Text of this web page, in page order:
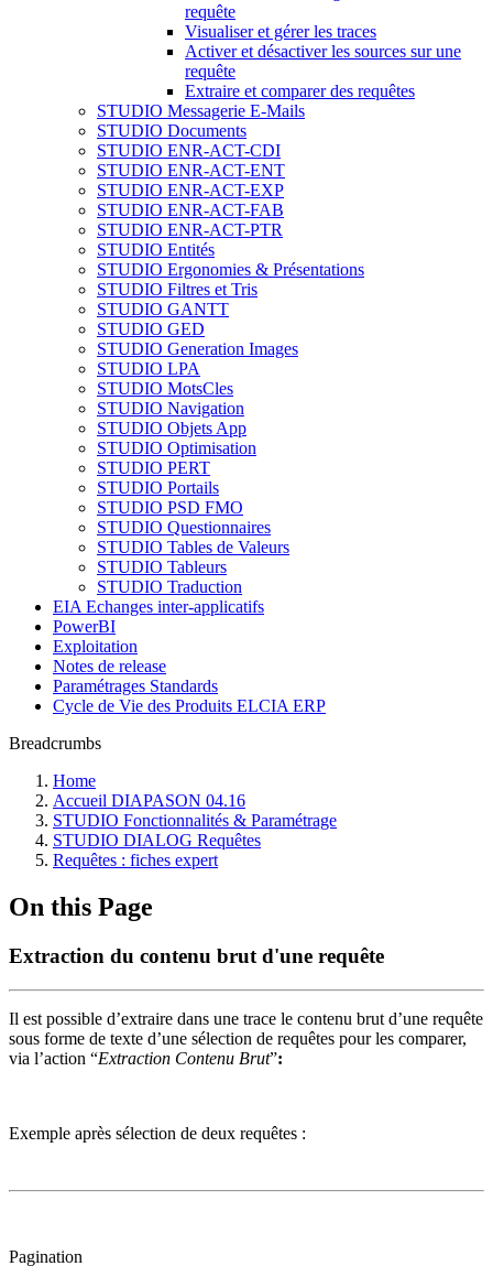
requête
Visualiser et gérer les traces
Activer et désactiver les sources sur une
requête
Extraire et comparer des requêtes
STUDIO Messagerie E-Mails
STUDIO Documents
STUDIO ENR-ACT-CDI
STUDIO ENR-ACT-ENT
STUDIO ENR-ACT-EXP
STUDIO ENR-ACT-FAB
STUDIO ENR-ACT-PTR
STUDIO Entités
STUDIO Ergonomies & Présentations
STUDIO Filtres et Tris
STUDIO GANTT
STUDIO GED
STUDIO Generation Images
STUDIO LPA
STUDIO MotsCles
STUDIO Navigation
STUDIO Objets App
STUDIO Optimisation
STUDIO PERT
STUDIO Portails
STUDIO PSD FMO
STUDIO Questionnaires
STUDIO Tables de Valeurs
STUDIO Tableurs
STUDIO Traduction
EIA Echanges inter-applicatifs
PowerBI
Exploitation
Notes de release
Paramétrages Standards
Cycle de Vie des Produits ELCIA ERP
Breadcrumbs
Home
Accueil DIAPASON 04.16
STUDIO Fonctionnalités & Paramétrage
STUDIO DIALOG Requêtes
Requêtes : fiches expert
On this Page
Extraction du contenu brut d'une requête
Il est possible d’extraire dans une trace le contenu brut d’une requête
sous forme de texte d’une sélection de requêtes pour les comparer,
via l’action “Extraction Contenu Brut”:
Exemple après sélection de deux requêtes :
Pagination